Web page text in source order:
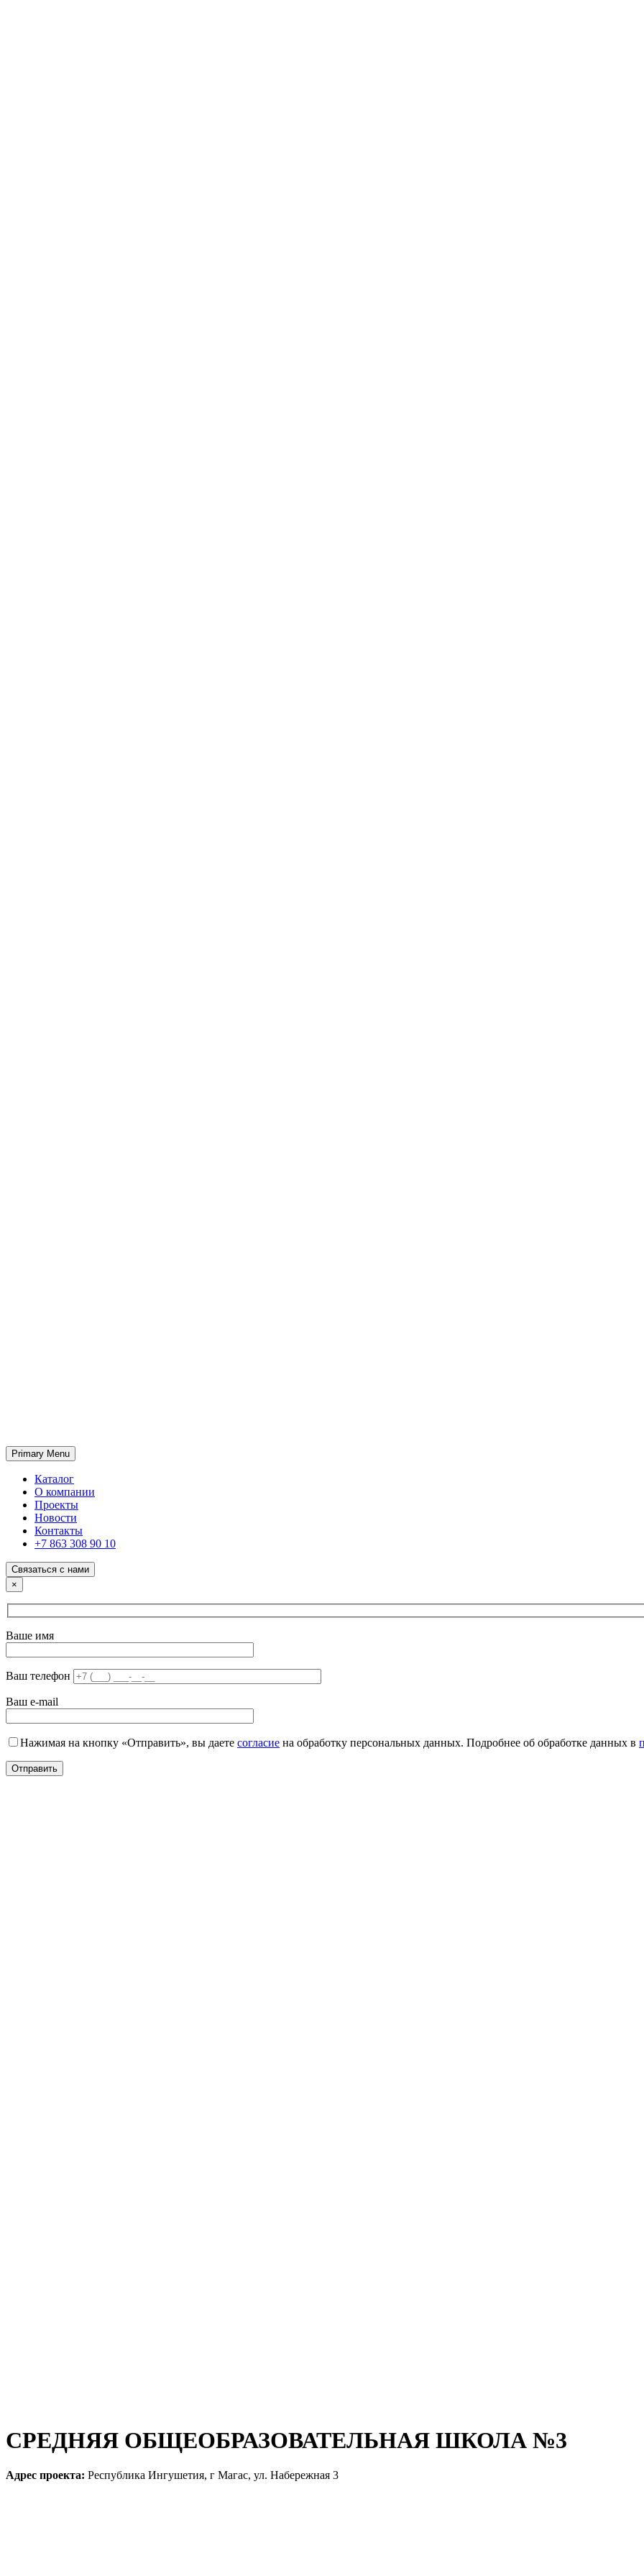
ГК «SABONE»
Оптовые поставки отделочных материалов и оборудования
Primary Menu
Каталог
О компании
Проекты
Новости
Контакты
+7 863 308 90 10
Связаться с нами
×
Ваше имя
Ваш телефон
Ваш e-mail
Нажимая на кнопку «Отправить», вы даете согласие на обработку персональных данных. Подробнее об обработке данных в
СРЕДНЯЯ ОБЩЕОБРАЗОВАТЕЛЬНАЯ ШКОЛА №3
Адрес проекта: Республика Ингушетия, г Магас, ул. Набережная 3